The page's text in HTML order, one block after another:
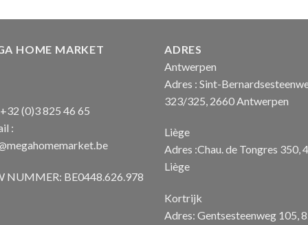
€
HOME MARKET
(0)3 825 46 65
:
NUMMER: BE0448.626.978
ADRES
Antwerpen
Adres : Sint-
323/325, 2660 Antwerpen
Liège
Adres :Chau. de Tongres 350,
Liège
Kortrijk
Adres: Gentsesteenweg 105,